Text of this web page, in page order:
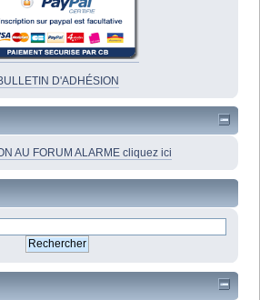
D'ADHÉSION
AU FORUM ALARME cliquez ici